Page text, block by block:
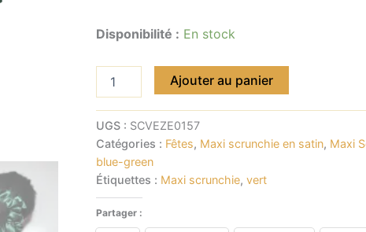
Disponibilité : En stock
Ajouter au panier
UGS : SCVEZE0157
Catégories : Fêtes, Maxi scrunchie en satin, Maxi
blue-green
Étiquettes : Maxi scrunchie, vert
Partager :